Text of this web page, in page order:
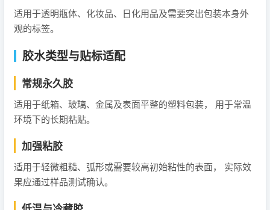
适用于透明瓶体、化妆品、日化用品及需要突出包装本身外
观的标签。
胶水类型与贴标适配
常规永久胶
适用于纸箱、玻璃、金属及表面平整的塑料包装， 用于常温
环境下的长期粘贴。
加强粘胶
适用于轻微粗糙、弧形或需要较高初始粘性的表面， 实际效
果应通过样品测试确认。